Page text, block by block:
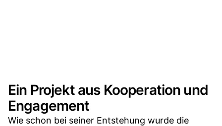
Ein Projekt aus Kooperation und
Engagement
Wie schon bei seiner Entstehung wurde die